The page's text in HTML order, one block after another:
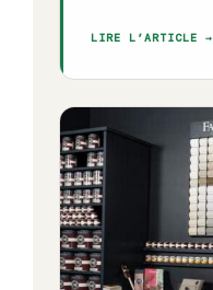
LIRE L’ARTICLE →